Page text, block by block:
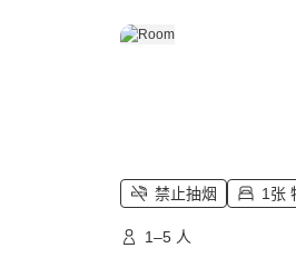
禁止抽烟 1张
1–5 人